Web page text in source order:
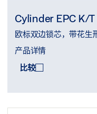
Cylinder EPC K/
欧标双边锁芯，带花生
产品详情
比较